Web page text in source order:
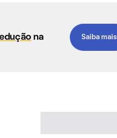
na
Saiba mais